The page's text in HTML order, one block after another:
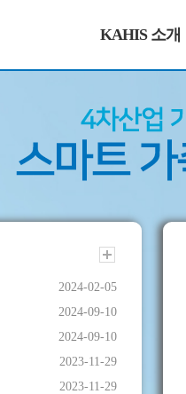
KAHIS 소개
2024-02-05
2024-09-10
2024-09-10
2023-11-29
2023-11-29